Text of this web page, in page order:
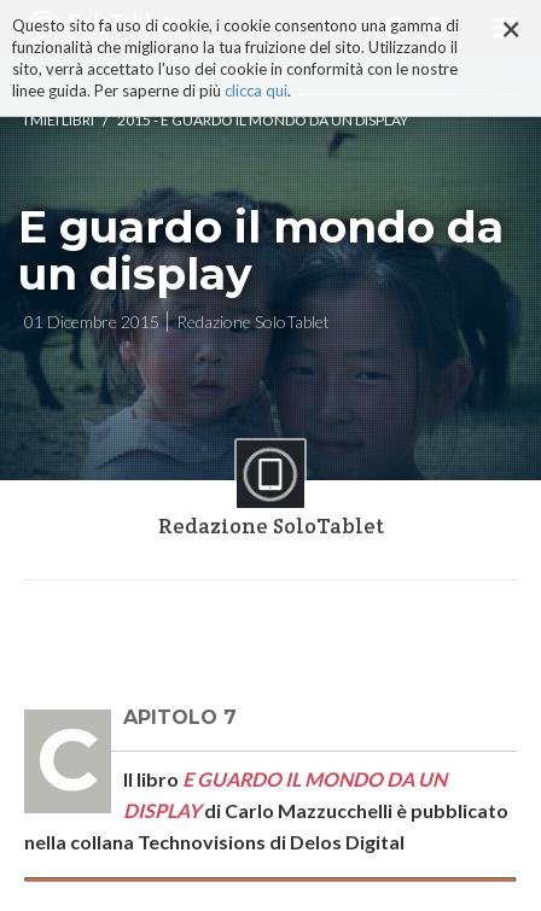
×
Questo sito fa uso di cookie, i cookie consentono una gamma di
funzionalità che migliorano la tua fruizione del sito. Utilizzando il
sito, verrà accettato l'uso dei cookie in conformità con le nostre
linee guida. Per saperne di più clicca qui.
ai
contenuti.
|
alla
navigazione
I MIEI LIBRI / 2015 - E GUARDO IL MONDO DA UN DISPLAY
E guardo il mondo da
un display
01 Dicembre 2015 Redazione SoloTablet
Redazione SoloTablet
CAPITOLO 7
Il libro E GUARDO IL MONDO DA UN
DISPLAYdi Carlo Mazzucchelli è pubblicato
nella collana Technovisions di Delos Digital